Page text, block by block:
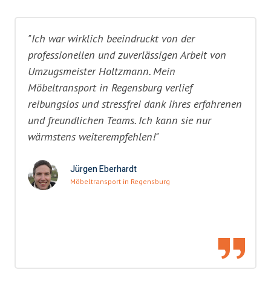
"Ich war wirklich beeindruckt von der
professionellen und zuverlässigen Arbeit von
Umzugsmeister Holtzmann. Mein
Möbeltransport in Regensburg verlief
reibungslos und stressfrei dank ihres erfahrenen
und freundlichen Teams. Ich kann sie nur
wärmstens weiterempfehlen!"
Jürgen Eberhardt
Möbeltransport in Regensburg